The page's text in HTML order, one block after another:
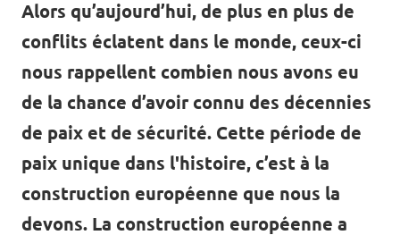
Alors qu’aujourd’hui, de plus en plus de
conflits éclatent dans le monde, ceux-ci
nous rappellent combien nous avons eu
de la chance d’avoir connu des décennies
de paix et de sécurité. Cette période de
paix unique dans l'histoire, c’est à la
construction européenne que nous la
devons. La construction européenne a